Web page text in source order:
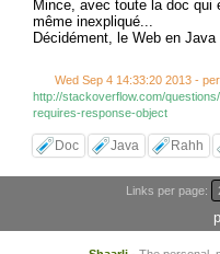
Mince, avec toute la doc
même inexpliqué...
Décidément, le Web en
Wed Sep 4 14:33:20 2013 -
http://stackoverflow.com/
requires-response-object
Doc Java Rahh
Links per page: